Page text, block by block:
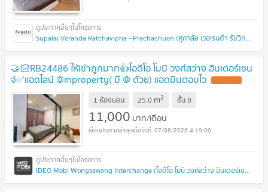
Supalai Veranda Ratchavipha - Prachachuen (ศุภาลัย เวอเรนด้า รัชวิภา - ประชาชื่น)
🤝🏻RB24486 ให้เช่าถูกมาก👍ไอดีโอ โมบิ วงศ์สว่าง อินเตอร์เชน
จ์✅แอดไลน์ @mproperty( มี @ ด้วย) แอดมินตอบไว
1 ห้องนอน 25.0 m2 ชั้น8
11,000 บาท/เดือน
07/08/2026 4:19:00
IDEO Mobi Wongsawang Interchange (ไอดีโอ โมบิ วงศ์สว่าง อินเตอร์เชนจ์)